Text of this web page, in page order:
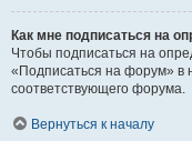
Как мне подписаться на
Чтобы подписаться на
«Подписаться на форум» в
соответствующего форума.
Вернуться к началу